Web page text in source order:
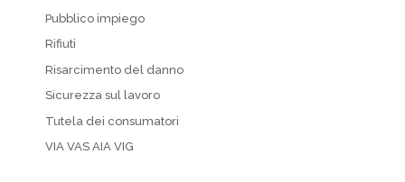
Pubblico impiego
Rifiuti
Risarcimento del danno
Sicurezza sul lavoro
Tutela dei consumatori
VIA VAS AIA VIG